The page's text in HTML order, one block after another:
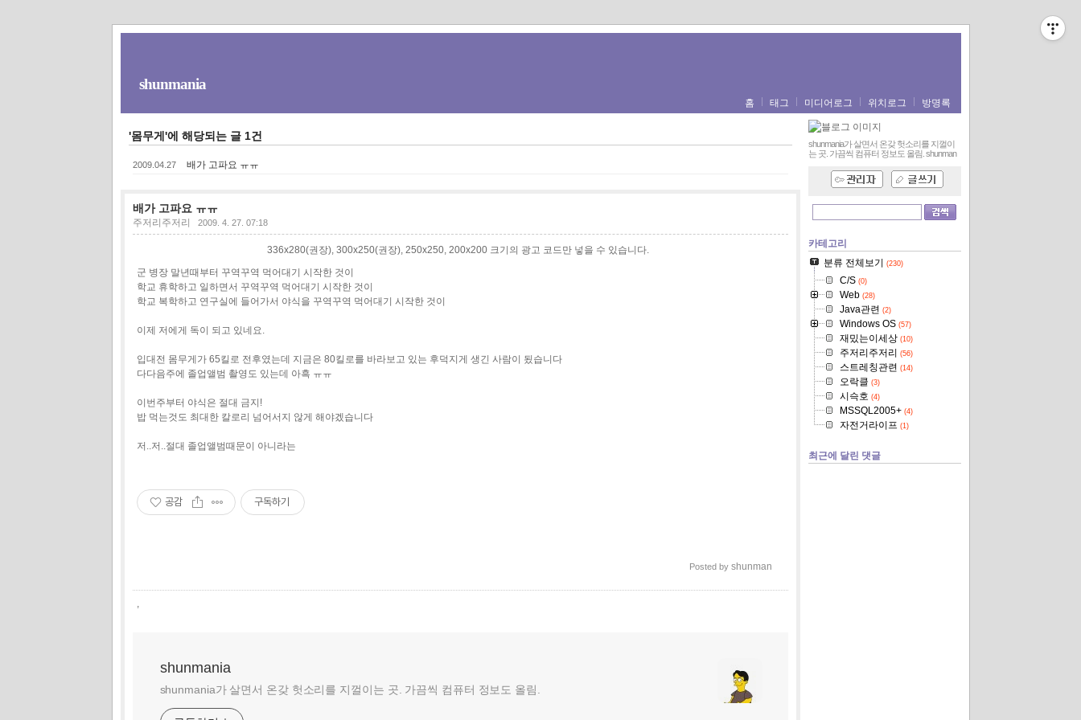
shunmania
홈 태그 미디어로그 위치로그 방명록
'몸무게'에 해당되는 글 1건
2009.04.27 배가 고파요 ㅠㅠ
배가 고파요 ㅠㅠ
주저리주저리 2009. 4. 27. 07:18
336x280(권장), 300x250(권장), 250x250, 200x200 크기의 광고 코드만 넣을 수 있습니다.
군 병장 말년때부터 꾸역꾸역 먹어대기 시작한 것이
학교 휴학하고 일하면서 꾸역꾸역 먹어대기 시작한 것이
학교 복학하고 연구실에 들어가서 야식을 꾸역꾸역 먹어대기 시작한 것이
이제 저에게 독이 되고 있네요.
입대전 몸무게가 65킬로 전후였는데 지금은 80킬로를 바라보고 있는 후덕지게 생긴 사람이 됬습니다
다다음주에 졸업앨범 촬영도 있는데 아흑 ㅠㅠ
이번주부터 야식은 절대 금지!
밥 먹는것도 최대한 칼로리 넘어서지 않게 해야겠습니다
저..저..절대 졸업앨범때문이 아니라는
공감 구독하기
Posted by shunman
shunmania
shunmania가 살면서 온갖 헛소리를 지껄이는 곳. 가끔씩 컴퓨터 정보도 올림.
shunmania가 살면서 온갖 헛소리를 지껄이
는 곳. 가끔씩 컴퓨터 정보도 올림. shunman
카테고리
분류 전체보기
(230)
C/S(0)
Web(28)
Java관련 (2)
Windows OS(57)
재밌는이세상(10)
주저리주저리 (56)
스트레칭관련 (14)
오락클 (3)
시슥호 (4)
MSSQL2005+(4)
자전거라이프 (1)
최근에 달린 댓글